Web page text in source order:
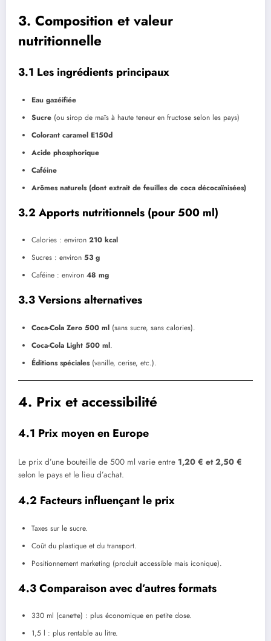
3. Composition et valeur
nutritionnelle
3.1 Les ingrédients principaux
Eau gazéifiée
Sucre (ou sirop de maïs à haute teneur en fructose selon les pays)
Colorant caramel E150d
Acide phosphorique
Caféine
Arômes naturels (dont extrait de feuilles de coca décocaïnisées)
3.2 Apports nutritionnels (pour 500 ml)
Calories : environ 210 kcal
Sucres : environ 53 g
Caféine : environ 48 mg
3.3 Versions alternatives
Coca-Cola Zero 500 ml (sans sucre, sans calories).
Coca-Cola Light 500 ml.
Éditions spéciales(vanille, cerise, etc.).
4. Prix et accessibilité
4.1 Prix moyen en Europe
Le prix d’une bouteille de 500 ml varie entre 1,20 € et 2,50 €
selon le pays et le lieu d’achat.
4.2 Facteurs influençant le prix
Taxes sur le sucre.
Coût du plastique et du transport.
Positionnement marketing (produit accessible mais iconique).
4.3 Comparaison avec d’autres formats
330 ml (canette) : plus économique en petite dose.
1,5 l : plus rentable au litre.